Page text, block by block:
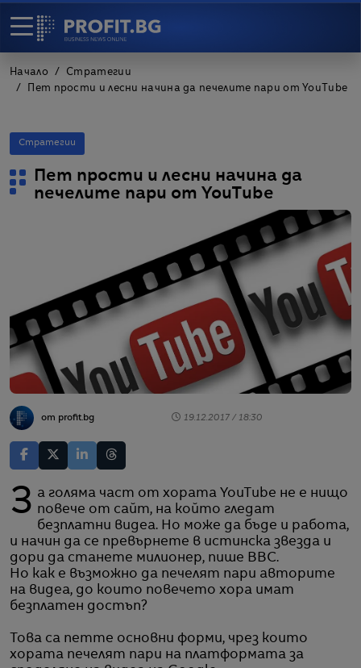
Начало
Стратегии
Пет прости и лесни начина да печелите пари от YouTube
Стратегии
Пет прости и лесни начина да
печелите пари от YouTube
от profit.bg 19.12.2017 / 18:30
За голяма част от хората YouTube не е нищо повече от сайт, на който гледат
безплатни видеа. Но може да бъде и работа,
и начин да се превърнете в истинска звезда и
дори да станете милионер, пише ВВС.
Но как е възможно да печелят пари авторите
на видеа, до които повечето хора имат
безплатен достъп?
Това са петте основни форми, чрез които
хората печелят пари на платформата за